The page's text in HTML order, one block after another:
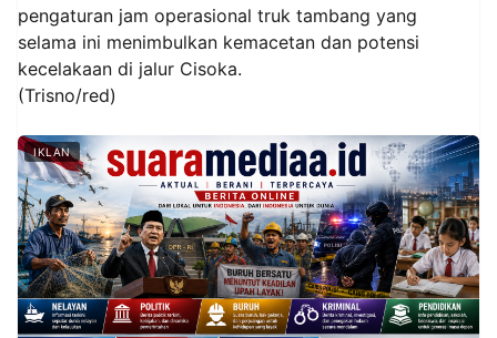
pengaturan jam operasional truk tambang yang
selama ini menimbulkan kemacetan dan potensi
kecelakaan di jalur Cisoka.
(Trisno/red)
IKLAN